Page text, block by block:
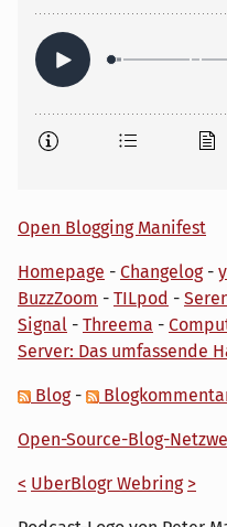
Open Blogging Manifest
Homepage - Changelog-
BuzzZoom - TILpod -
Signal - Threema -
Server: Das umfassende
Blog-
Open-Source-Blog-
< UberBlogr Webring >